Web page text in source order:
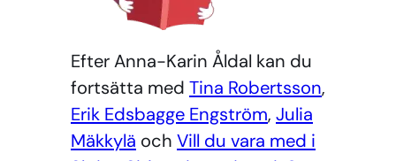
Efter Anna-Karin Åldal kan du
fortsätta med Tina Robertsson,
Erik Edsbagge Engström, Julia
Mäkkylä och Vill du vara med i